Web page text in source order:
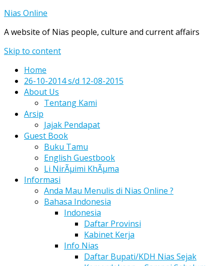
Nias Online
A website of Nias people, culture and current affairs
Skip to content
Home
26-10-2014 s/d 12-08-2015
About Us
Tentang Kami
Arsip
Jajak Pendapat
Guest Book
Buku Tamu
English Guestbook
Li NirÃµimi KhÃµma
Informasi
Anda Mau Menulis di Nias Online ?
Bahasa Indonesia
Indonesia
Daftar Provinsi
Kabinet Kerja
Info Nias
Daftar Bupati/KDH Nias Sejak